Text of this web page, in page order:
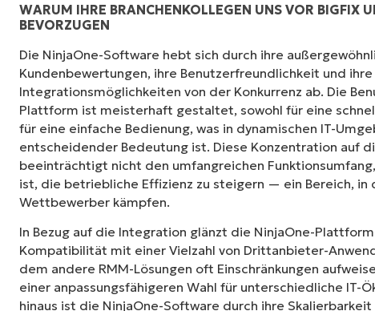
WARUM IHRE BRANCHENKOLLEGEN UNS VOR BIGFIX
BEVORZUGEN
Die NinjaOne-Software hebt sich durch ihre
Kundenbewertungen, ihre Benutzerfreundlichkeit und
Integrationsmöglichkeiten von der Konkurrenz ab. Die
Plattform ist meisterhaft gestaltet, sowohl für eine
für eine einfache Bedienung, was in dynamischen IT-
entscheidender Bedeutung ist. Diese Konzentration auf
beeinträchtigt nicht den umfangreichen
ist, die betriebliche Effizienz zu steigern — ein Bereich, in
Wettbewerber kämpfen.
In Bezug auf die Integration glänzt die NinjaOne-
Kompatibilität mit einer Vielzahl von Drittanbieter-
dem andere RMM-Lösungen oft Einschränkungen
einer anpassungsfähigeren Wahl für unterschiedliche IT-
hinaus ist die NinjaOne-Software durch ihre Skalierbarkeit
NinjaOne ist unglaublich leicht zu bedienen und
Interface mit leistungsstarken Funktionen im
kompliziert eingerichtet werden und verzichtet
verstehen und die Benutzeroberfläche ist leicht
Ryan Reiffenberger
Reiffenberger.NET Technology Solutions